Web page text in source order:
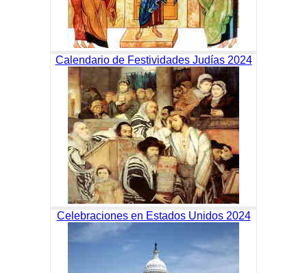
Calendario de Festividades Judías 2024
Celebraciones en Estados Unidos 2024